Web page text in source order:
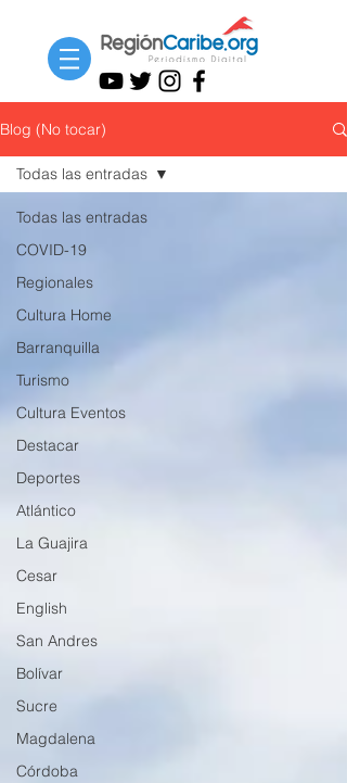
Blog (No tocar)
Todas las entradas
COVID-19
Regionales
Cultura Home
Barranquilla
Turismo
Cultura Eventos
Destacar
Deportes
Atlántico
La Guajira
Cesar
English
San Andres
Bolívar
Sucre
Magdalena
Córdoba
Todas las entradas